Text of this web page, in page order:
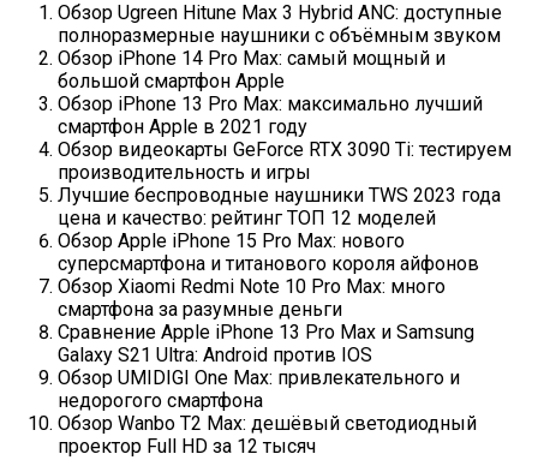
Обзор Ugreen Hitune Max 3 Hybrid ANC: доступные
полноразмерные наушники с объёмным звуком
Обзор iPhone 14 Pro Max: самый мощный и
большой смартфон Apple
Обзор iPhone 13 Pro Max: максимально лучший
смартфон Apple в 2021 году
Обзор видеокарты GeForce RTX 3090 Ti: тестируем
производительность и игры
Лучшие беспроводные наушники TWS 2023 года
цена и качество: рейтинг ТОП 12 моделей
Обзор Apple iPhone 15 Pro Max: нового
суперсмартфона и титанового короля айфонов
Обзор Xiaomi Redmi Note 10 Pro Max: много
смартфона за разумные деньги
Сравнение Apple iPhone 13 Pro Max и Samsung
Galaxy S21 Ultra: Android против IOS
Обзор UMIDIGI One Max: привлекательного и
недорогого смартфона
Обзор Wanbo T2 Max: дешёвый светодиодный
проектор Full HD за 12 тысяч